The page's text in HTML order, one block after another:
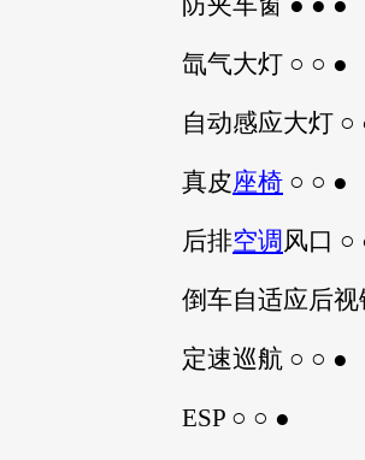
氙气大灯 ○ ○ ●
自动感应大灯 ○
真皮座椅 ○ ○ ●
后排空调 风口 ○
倒车自适应后视
定速巡航 ○ ○ ●
ESP ○ ○ ●